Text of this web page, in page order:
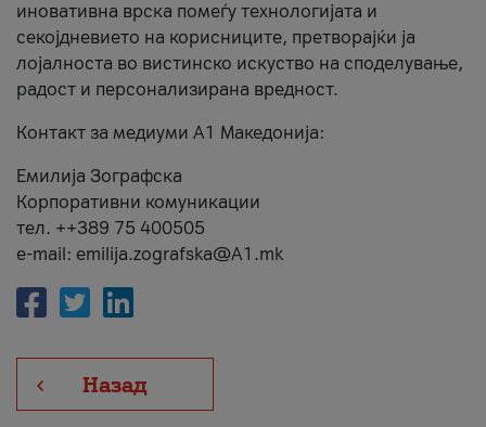
иновативна врска помеѓу технологијата и
секојдневието на корисниците, претворајќи ја
лојалноста во вистинско искуство на споделување,
радост и персонализирана вредност.
Контакт за медиуми А1 Македонија:
Емилија Зографска
Корпоративни комуникации
тел. ++389 75 400505
e-mail: emilija.zografska@A1.mk
Назад